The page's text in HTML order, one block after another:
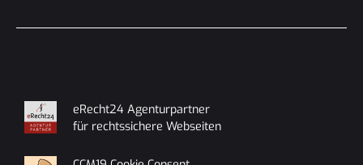
eRecht24 Agenturpartner
für rechtssichere Webseiten